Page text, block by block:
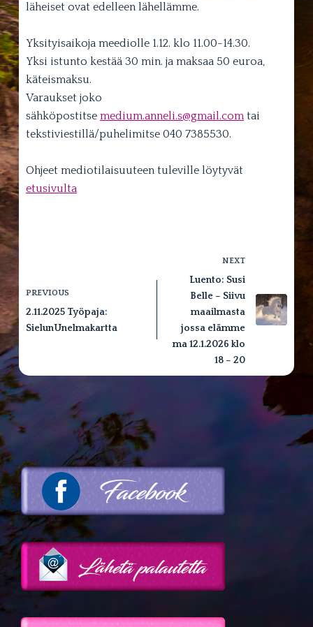
läheiset ovat edelleen lähellämme.
Yksityisaikoja meediolle 1.12. klo 11.00-14.30.
Yksi istunto kestää 30 min. ja maksaa 50 euroa,
käteismaksu.
Varaukset joko
sähköpostitse medium.anneli.s@gmail.comtai
tekstiviestillä/puhelimitse 040 7385530.
Ohjeet mediotilaisuuteen tuleville löytyvät
etusivulta
PREVIOUS
2.11.2025 Työpaja:
SielunUnelmakartta
NEXT
Luento: Susi
Belle – Siivu
maailmasta
jossa elämme
ma 12.1.2026 klo
18 – 20